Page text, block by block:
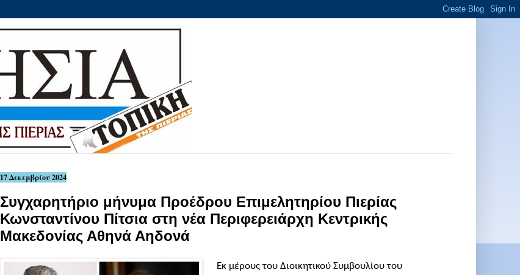
17 Δεκεμβρίου 2024
Συγχαρητήριο μήνυμα Προέδρου Επιμελητηρίου Πιερίας
Κωνσταντίνου Πίτσια στη νέα Περιφερειάρχη Κεντρικής
Μακεδονίας Αθηνά Αηδονά
Εκ μέρους του Διοικητικού Συμβουλίου του